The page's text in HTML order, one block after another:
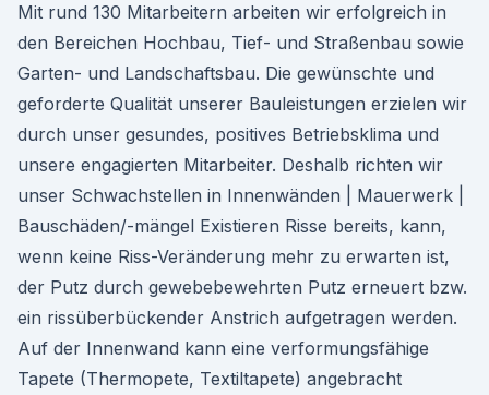
Mit rund 130 Mitarbeitern arbeiten wir erfolgreich in
den Bereichen Hochbau, Tief- und Straßenbau sowie
Garten- und Landschaftsbau. Die gewünschte und
geforderte Qualität unserer Bauleistungen erzielen wir
durch unser gesundes, positives Betriebsklima und
unsere engagierten Mitarbeiter. Deshalb richten wir
unser Schwachstellen in Innenwänden | Mauerwerk |
Bauschäden/-mängel Existieren Risse bereits, kann,
wenn keine Riss-Veränderung mehr zu erwarten ist,
der Putz durch gewebebewehrten Putz erneuert bzw.
ein rissüberbückender Anstrich aufgetragen werden.
Auf der Innenwand kann eine verformungsfähige
Tapete (Thermopete, Textiltapete) angebracht